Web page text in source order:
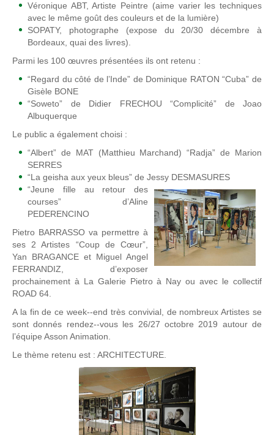
Véronique ABT, Artiste Peintre (aime varier les techniques
avec le même goût des couleurs et de la lumière)
SOPATY, photographe (expose du 20/30 décembre à
Bordeaux, quai des livres).
Parmi les 100 œuvres présentées ils ont retenu :
“Regard du côté de l’Inde” de Dominique RATON “Cuba” de
Gisèle BONE
“Soweto” de Didier FRECHOU “Complicité” de Joao
Albuquerque
Le public a également choisi :
“Albert” de MAT (Matthieu Marchand) “Radja” de Marion
SERRES
“La geisha aux yeux bleus” de Jessy DESMASURES
“Jeune fille au retour des
courses” d’Aline
PEDERENCINO
Pietro BARRASSO va permettre à
ses 2 Artistes “Coup de Cœur”,
Yan BRAGANCE et Miguel Angel
FERRANDIZ, d’exposer
prochainement à La Galerie Pietro à Nay ou avec le collectif
ROAD 64.
A la fin de ce week-­‐end très convivial, de nombreux Artistes se
sont donnés rendez-­‐vous les 26/27 octobre 2019 autour de
l’équipe Asson Animation.
Le thème retenu est : ARCHITECTURE.